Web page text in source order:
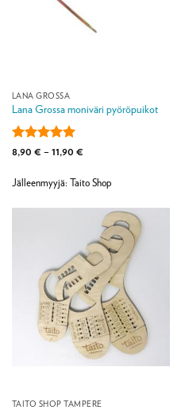
LANA GROSSA
Lana Grossa moniväri pyöröpuikot
Arvostelu
/ 5
8,90 € – 11,90 €Hintaluokka:
11,90 €
Jälleenmyyjä: Taito Shop
TAITO SHOP TAMPERE